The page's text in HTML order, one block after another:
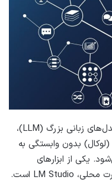
با پیشرفت هوش مصنوعی و گسترش مدل‌های زبانی بزرگ (LLM)،
بدون وابستگی به
یکی از ابزارهای
محبوب برای اجرای مدل‌های زبانی به‌صورت محلی، LM Studio است.